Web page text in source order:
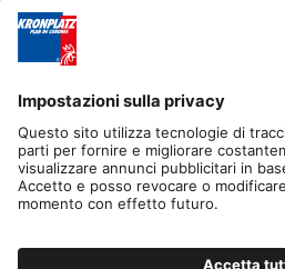
RICHIESTA
Editoria Gestione Privacy